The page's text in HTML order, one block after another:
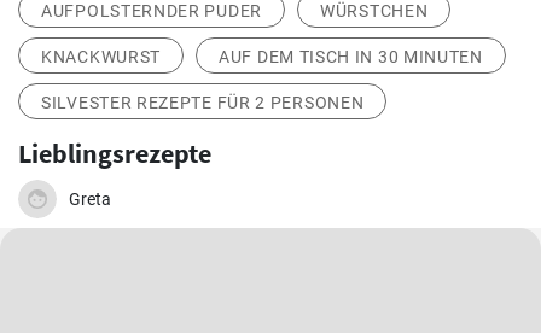
AUFPOLSTERNDER PUDER WÜRSTCHEN
KNACKWURST AUF DEM TISCH IN 30 MINUTEN
SILVESTER REZEPTE FÜR 2 PERSONEN
Lieblingsrezepte
Greta